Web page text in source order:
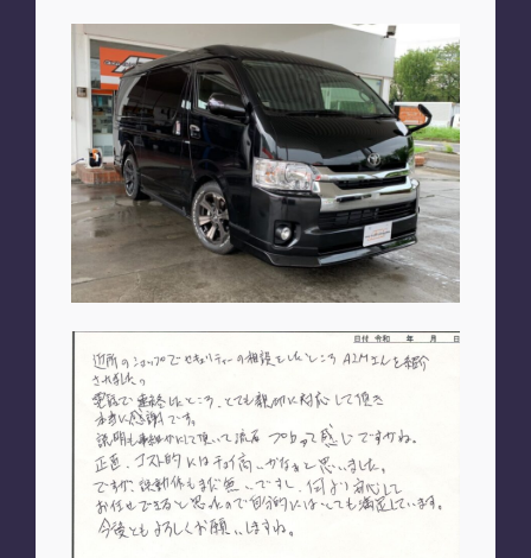
PLAN
車種別プラン
SHOP
A2M 本店
A2M 仙台
A2M 宇都宮
A2M 愛知
A2M 四日市